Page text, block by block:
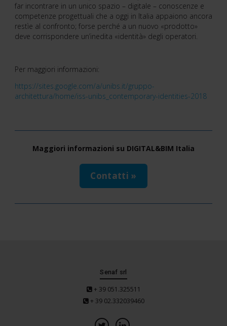
far incontrare in un unico spazio – digitale – conoscenze e
competenze progettuali che a oggi in Italia appaiono ancora
restìe al confronto; forse perché a un nuovo «prodotto»
deve corrispondere un’inedita «identità» degli operatori.
Per maggiori informazioni:
https://sites.google.com/a/unibs.it/gruppo-
architettura/home/iss-unibs_contemporary-identities-2018
Maggiori informazioni su DIGITAL&BIM Italia
Contatti »
Senaf srl
+ 39 051.325511
+ 39 02.332039460